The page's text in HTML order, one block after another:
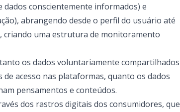
conscientemente informados) e
abrangendo desde o perfil do usuário até
criando uma estrutura de monitoramento
os dados voluntariamente compartilhados
acesso nas plataformas, quanto os dados
pensamentos e conteúdos.
dos rastros digitais dos consumidores, que